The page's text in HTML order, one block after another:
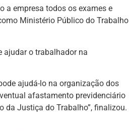
a empresa todos os exames e
Ministério Público do Trabalho
ajudar o trabalhador na
ajudá-lo na organização dos
afastamento previdenciário
da Justiça do Trabalho”, finalizou.